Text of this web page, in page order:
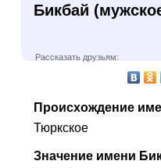
Бикбай
Рассказать друзьям:
Происхождение
Тюркское
Значение имени